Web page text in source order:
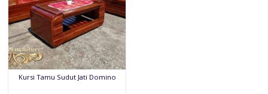
Kursi Tamu Sudut Jati Domino